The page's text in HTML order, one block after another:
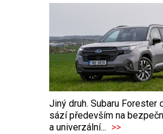
Jiný druh. Subaru Forester
sází především na
a univerzální... >>